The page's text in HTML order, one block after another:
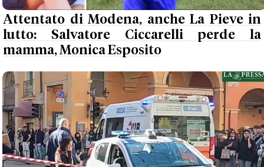
Attentato di Modena, anche La Pieve in
lutto: Salvatore Ciccarelli perde la
mamma, Monica Esposito